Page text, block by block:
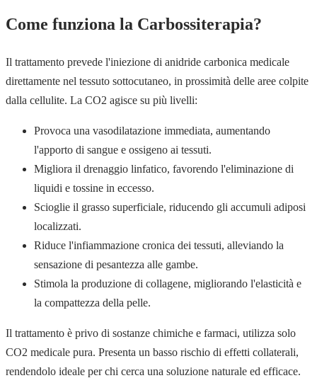
Come funziona la Carbossiterapia?
Il trattamento prevede l'iniezione di anidride carbonica medicale
direttamente nel tessuto sottocutaneo, in prossimità delle aree colpite
dalla cellulite. La CO2 agisce su più livelli:
Provoca una vasodilatazione immediata, aumentando
l'apporto di sangue e ossigeno ai tessuti.
Migliora il drenaggio linfatico, favorendo l'eliminazione di
liquidi e tossine in eccesso.
Scioglie il grasso superficiale, riducendo gli accumuli adiposi
localizzati.
Riduce l'infiammazione cronica dei tessuti, alleviando la
sensazione di pesantezza alle gambe.
Stimola la produzione di collagene, migliorando l'elasticità e
la compattezza della pelle.
Il trattamento è privo di sostanze chimiche e farmaci, utilizza solo
CO2 medicale pura. Presenta un basso rischio di effetti collaterali,
rendendolo ideale per chi cerca una soluzione naturale ed efficace.